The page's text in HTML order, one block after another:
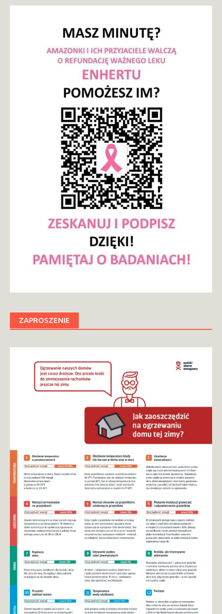
ZAPROSZENIE